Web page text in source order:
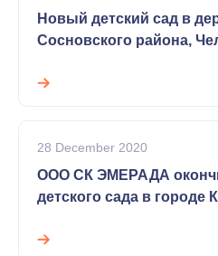
Новый детский сад в
Сосновского района,
28 December 2020
ООО СК ЭМЕРАДА
детского сада в городе